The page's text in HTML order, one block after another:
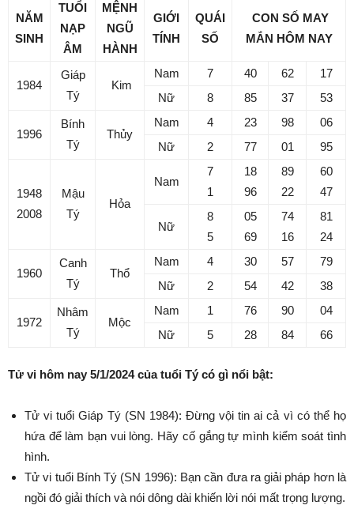
NĂM
SINH
TUỔI
NẠP
ÂM
MỆNH
NGŨ
HÀNH
GIỚI
TÍNH
QUÁI
SỐ
CON SỐ MAY
MẮN HÔM NAY
1984
Giáp
Tý
Kim
Nam 7 40 62
17
Nữ
8 85 37 53
1996
Bính
Tý
Thủy
Nam 4 23 98
06
Nữ
2 77 01 95
1948
2008
Mậu
Tý
Hỏa
Nam
7
1
18
96
89
22
60
47
Nữ
8
5
05
69
74
16
81
24
1960
Canh
Tý
Thổ
Nam 4 30 57
79
Nữ
2 54 42 38
1972
Nhâm
Tý
Mộc
Nam 1 76 90
04
Nữ
5 28 84 66
Tử vi hôm nay 5/1/2024 của tuổi Tý có gì nổi bật:
Tử vi tuổi Giáp Tý (SN 1984): Đừng vội tin ai cả vì có thể họ
hứa để làm bạn vui lòng. Hãy cố gắng tự mình kiểm soát tình
hình.
Tử vi tuổi Bính Tý (SN 1996): Bạn cần đưa ra giải pháp hơn là
ngồi đó giải thích và nói dông dài khiến lời nói mất trọng lượng.